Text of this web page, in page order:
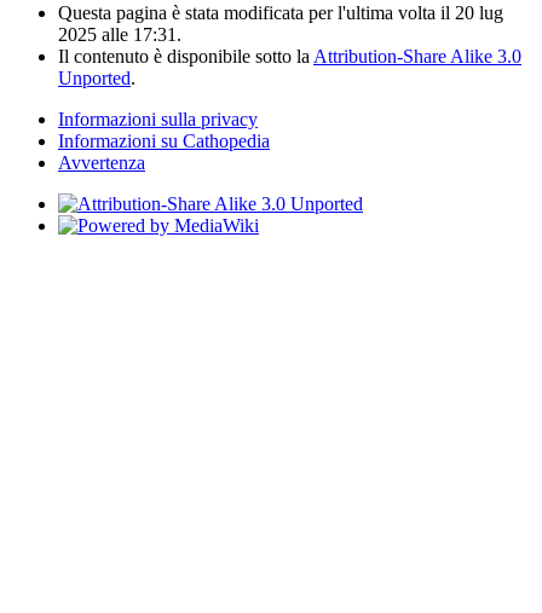
Questa pagina è stata modificata per l'ultima volta il 20 lug
2025 alle 17:31.
Il contenuto è disponibile sotto la Attribution-Share Alike 3.0
Unported.
Informazioni sulla privacy
Informazioni su Cathopedia
Avvertenza